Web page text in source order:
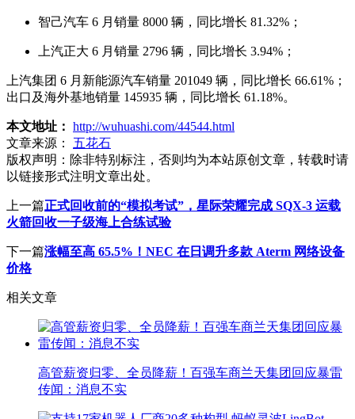
智己汽车 6 月销量 8000 辆，同比增长 81.32%；
上汽正大 6 月销量 2796 辆，同比增长 3.94%；
上汽集团 6 月新能源汽车销量 201049 辆，同比增长 66.61%；
出口及海外基地销量 145935 辆，同比增长 61.18%。
本文地址： http://wuhuashi.com/44544.html
文章来源：
五花石
版权声明： 除非特别标注，否则均为本站原创文章，转载时请
以链接形式注明文章出处。
上一篇正式回收前的“模拟考试”，星际荣耀完成 SQX-3 运载
火箭回收一子级海上合练试验
下一篇涨幅至高 65.5%！NEC 在日调升多款 Aterm 网络设备
价格
相关文章
高管薪资归零、全员降薪！百强车商兰天集团回应暴雷
传闻：消息不实